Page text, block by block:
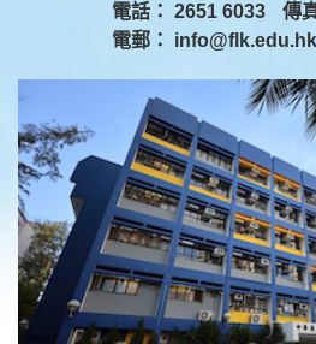
電話： 2651 6033
傳
電郵： info@flk.edu.hk